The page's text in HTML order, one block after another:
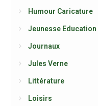
Humour Caricature
Jeunesse Education
Journaux
Jules Verne
Littérature
Loisirs